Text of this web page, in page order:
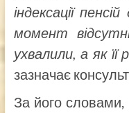
індексації
момент
ухвалили, а як
зазначає
За його словами,